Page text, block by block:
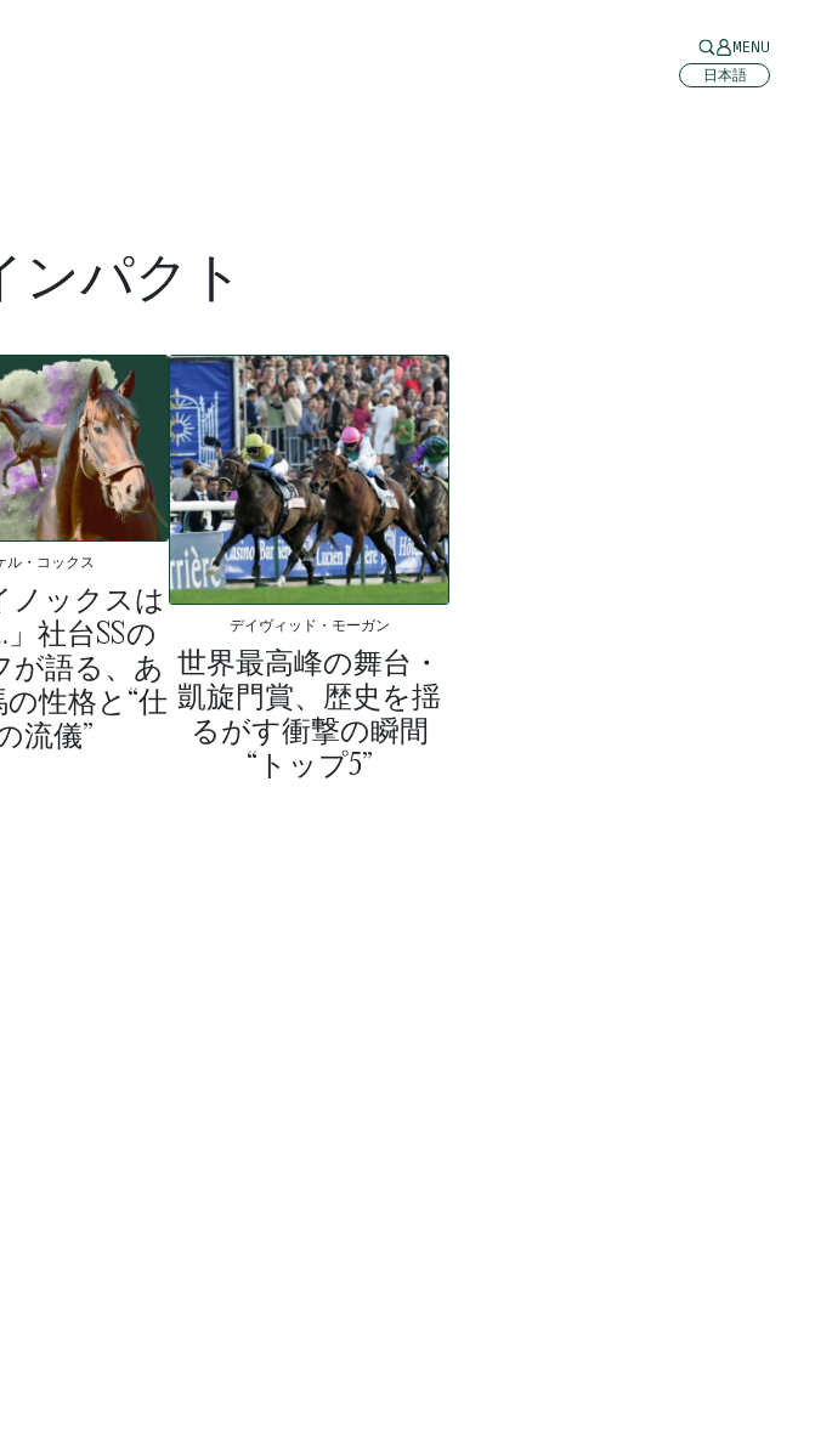
MENU
日本語
ンパクト
ル・コックス
ノックスは
社台SSの
が語る、あ
性格と“仕
流儀”
デイヴィッド・モーガン
世界最高峰の舞台・
凱旋門賞、歴史を揺
るがす衝撃の瞬間
“トップ5”